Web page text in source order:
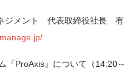
ジメント 代表取締役社長 有
『ProAxis』について（14:20